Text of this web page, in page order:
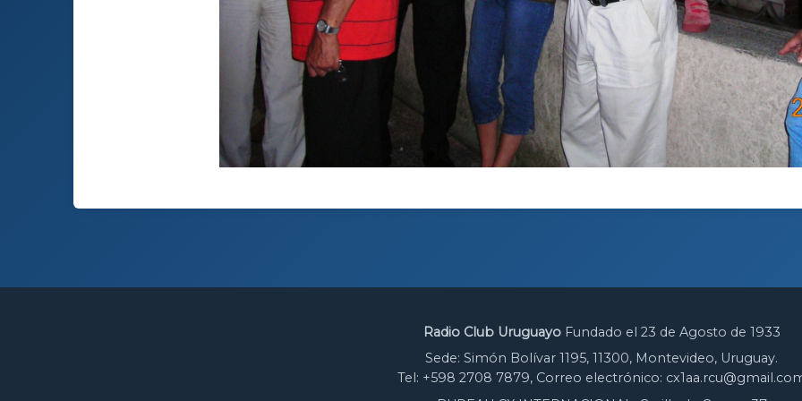
Radio Club UruguayoFundado el 23 de Agosto de 1933
Sede: Simón Bolívar 1195, 11300, Montevideo, Uruguay.
Tel: +598 2708 7879, Correo electrónico: